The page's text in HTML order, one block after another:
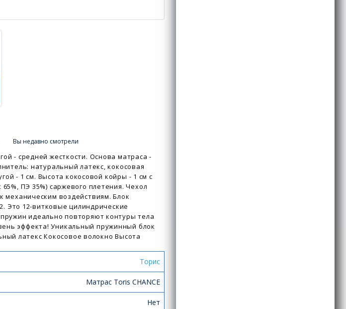
Вы недавно смотрели
- средней жесткости. Основа матраса -
натуральный латекс, кокосовая
- 1 см. Высота кокосовой койры - 1 см с
ПЭ 35%) саржевого плетения. Чехол
механическим воздействиям. Блок
Это 12-витковые цилиндрические
идеально повторяют контуры тела
эффекта! Уникальный пружинный блок
латекс Кокосовое волокно Высота
Торис
Матрас Toris CHANCE
Нет